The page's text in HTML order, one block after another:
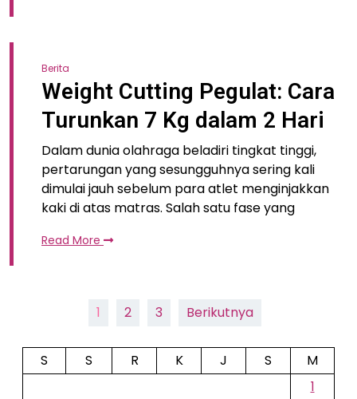
Berita
Weight Cutting Pegulat: Cara
Turunkan 7 Kg dalam 2 Hari
Dalam dunia olahraga beladiri tingkat tinggi,
pertarungan yang sesungguhnya sering kali
dimulai jauh sebelum para atlet menginjakkan
kaki di atas matras. Salah satu fase yang
Read More
Paginasi
1 2 3 Berikutnya
S S R K J S
M
1